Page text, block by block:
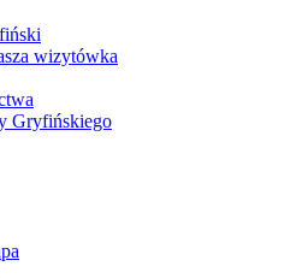
wizytówka
Gryfińskiego